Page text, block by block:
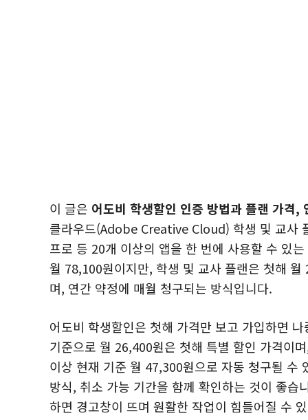
이 글은 어도비 학생할인 인증 방법과 플랜 가격,
클라우드(Adobe Creative Cloud) 학생 및 교사
프로 등 20개 이상의 앱을 한 번에 사용할 수 있
월 78,100원이지만, 학생 및 교사 플랜은 첫해
며, 연간 약정에 매월 청구되는 방식입니다.
어도비 학생할인은 첫해 가격만 보고 가입하면
기준으로 월 26,400원은 첫해 특별 할인 가격이
이상 현재 기준 월 47,300원으로 자동 청구될 수
방식, 취소 가능 기간을 함께 확인하는 것이 좋습
하면 경고창이 뜨며 원활한 작업이 힘들어질 수